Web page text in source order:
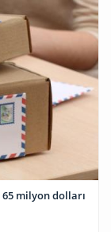
milyon dolları